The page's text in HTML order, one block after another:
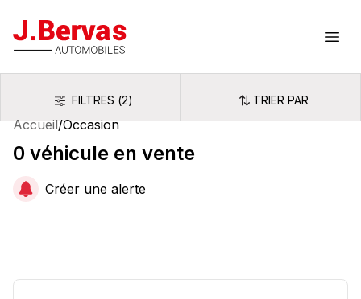
J.Bervas
FiltresFILTRES (2) Trier par
TRIER PAR
Accueil/Occasion
0 véhicule en vente
Créer une alerte